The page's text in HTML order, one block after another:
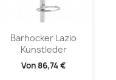
Barhocker Lazio
Kunstleder
Von 86,74 €